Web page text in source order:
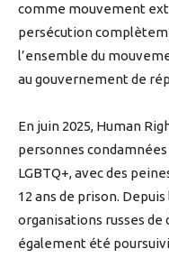
comme mouvement
persécution
l’ensemble du
au gouvernement de
En juin 2025, Human
personnes
LGBTQ+, avec des
12 ans de prison.
organisations russes de
également été